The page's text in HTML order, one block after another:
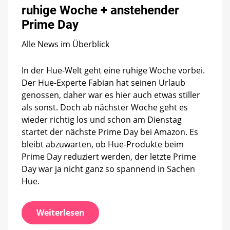
ruhige
ruhige Woche + anstehender
Prime Day
Alle News im Überblick
In der Hue-Welt geht eine ruhige Woche vorbei.
Der Hue-Experte Fabian hat seinen Urlaub
genossen, daher war es hier auch etwas stiller
als sonst. Doch ab nächster Woche geht es
wieder richtig los und schon am Dienstag
startet der nächste Prime Day bei Amazon. Es
bleibt abzuwarten, ob Hue-Produkte beim
Prime Day reduziert werden, der letzte Prime
Day war ja nicht ganz so spannend in Sachen
Hue.
Weiterlesen